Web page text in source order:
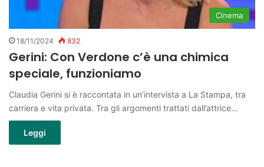
Cinema
18/11/2024 832
Gerini: Con Verdone c’è una chimica
speciale, funzioniamo
Claudia Gerini si è raccontata in un’intervista a La Stampa, tra
carriera e vita privata. Tra gli argomenti trattati dall’attrice…
Leggi